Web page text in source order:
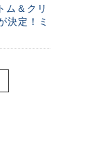
ム＆クリ
決定！ミ